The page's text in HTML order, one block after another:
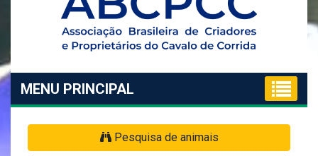
MENU PRINCIPAL
Pesquisa de animais